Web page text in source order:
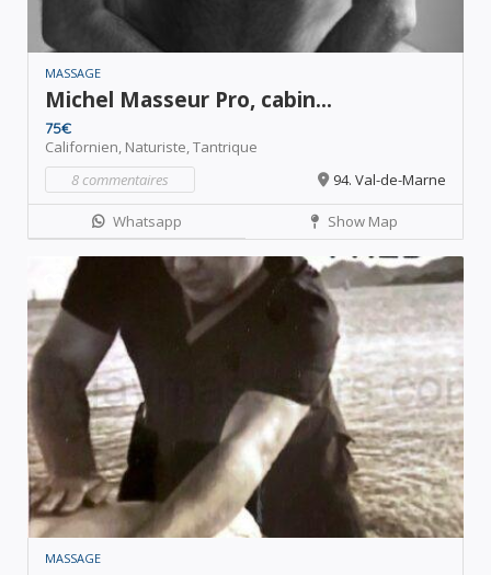
MASSAGE
Michel Masseur Pro, cabin...
75€
Californien, Naturiste,Tantrique
8 commentaires
94. Val-de-Marne
Whatsapp Show Map
MASSAGE